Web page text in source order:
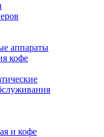
аппараты
кофе
и кофе